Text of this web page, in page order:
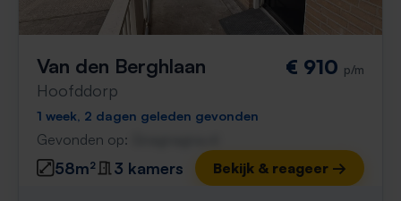
Van den Berghlaan
Hoofddorp
€ 910 p/m
1 week, 2 dagen geleden gevonden
Gevonden op:
58m² 3 kamers Bekijk & reageer →